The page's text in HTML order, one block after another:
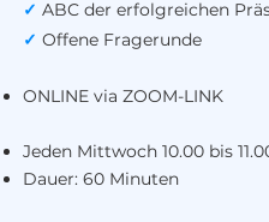
✓ ABC der erfolgreichen
✓ Offene Fragerunde
ONLINE via ZOOM-LINK
Jeden Mittwoch 10.00 bis
Dauer: 60 Minuten